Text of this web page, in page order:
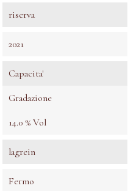
riserva
2021
Capacita'
Gradazione
14.0 % Vol
lagrein
Fermo